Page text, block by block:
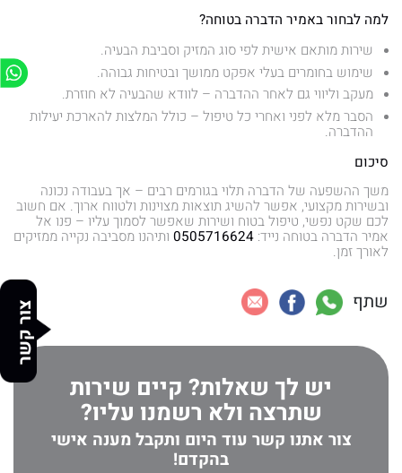
צור קשר
למה לבחור באמיר הדברה בטוחה?
שירות מותאם אישית לפי סוג המזיק וסביבת הבעיה.
שימוש בחומרים בעלי אפקט ממושך ובטיחות גבוהה.
מעקב וליווי גם לאחר ההדברה – לוודא שהבעיה לא חוזרת.
הסבר מלא לפני ואחרי כל טיפול – כולל המלצות להארכת יעילות
ההדברה.
סיכום
משך ההשפעה של הדברה תלוי בגורמים רבים – אך בעבודה נכונה
ובשירות מקצועי, אפשר להשיג תוצאות מצוינות ולטווח ארוך. אם חשוב
לכם שקט נפשי, טיפול בטוח ושירות שאפשר לסמוך עליו – פנו אל
אמיר הדברה בטוחה נייד: 0505716624 ותיהנו מסביבה נקייה ממזיקים
לאורך זמן.
שתף
יש לך שאלות? קיים שירות
שתרצה ולא רשמנו עליו?
צור אתנו קשר עוד היום ותקבל מענה אישי
בהקדם!